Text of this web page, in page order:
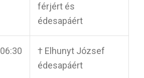
férjért és
édesapáért
06:30
† Elhunyt József
édesapáért